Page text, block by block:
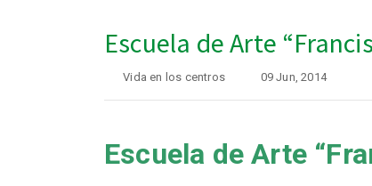
Escuela de Arte
Vida en los centros 09 Jun, 2014
Escuela de Arte